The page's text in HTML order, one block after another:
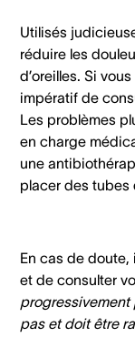
Utilisés
réduire les
d’oreilles. Si
impératif de
Les problèmes
en charge
une
placer des tubes
En cas de
et de consulter
progressivement
pas et doit être